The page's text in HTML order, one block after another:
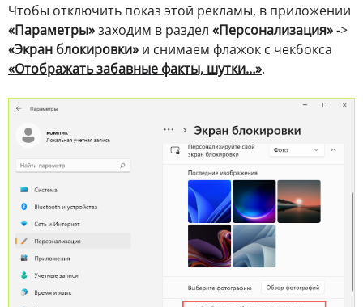
Чтобы отключить показ этой рекламы, в приложении
«Параметры»заходим в раздел «Персонализация»->
«Экран блокировки» и снимаем флажок с чекбокса
«Отображать забавные факты, шутки…».